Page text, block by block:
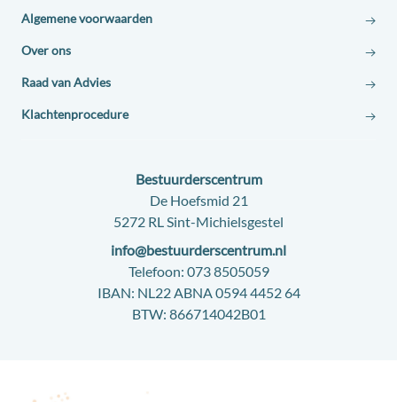
Algemene voorwaarden
Over ons
Raad van Advies
Klachtenprocedure
Contact:
Bestuurderscentrum
Adres:
De Hoefsmid 21
5272 RL Sint-Michielsgestel
E-
mail:
info@bestuurderscentrum.nl
Telefoon: 073 8505059
IBAN: NL22 ABNA 0594 4452 64
BTW: 866714042B01